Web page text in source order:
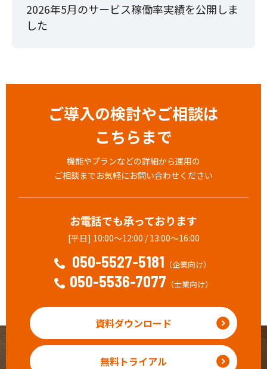
2026年5月のサービス稼働率実績を公開しま
した
ご導入の検討やご相談は
こちらまで
機能やプランなどの詳細から運用の
ご相談までお気軽にお問い合わせください
お電話でも承っております
[平日] 10:00～12:00 / 13:00～16:00
050-5527-5181 （企業向け）
050-5536-7077 （士業向け）
資料ダウンロード
無料トライアル